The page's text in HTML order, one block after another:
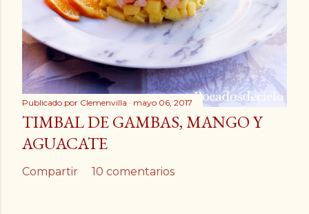
Publicado por Clemenvilla mayo 06, 2017
TIMBAL DE GAMBAS, MANGO Y
AGUACATE
Compartir 10 comentarios